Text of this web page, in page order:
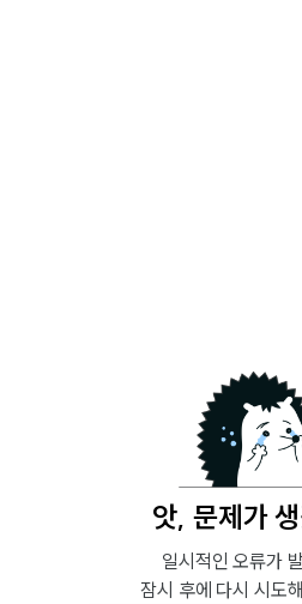
앗, 문제가
일시적인 오류가
잠시 후에 다시 시도